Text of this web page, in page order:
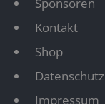
Kontakt
Shop
Datenschutz
Impressum